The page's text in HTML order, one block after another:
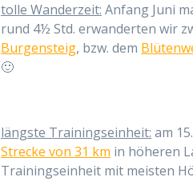
tolle Wanderzeit: Anfang Juni
rund 4½ Std. erwanderten wir
Burgensteig, bzw. dem
🙂
längste Trainingseinheit: am
Strecke von 31 km in höheren
Trainingseinheit mit meisten